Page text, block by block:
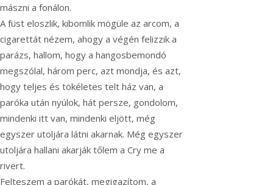
mászni a fonálon.
A füst eloszlik, kibomlik mögüle az arcom, a
cigarettát nézem, ahogy a végén felizzik a
parázs, hallom, hogy a hangosbemondó
megszólal, három perc, azt mondja, és azt,
hogy teljes és tökéletes telt ház van, a
paróka után nyúlok, hát persze, gondolom,
mindenki itt van, mindenki eljött, még
egyszer utoljára látni akarnak. Még egyszer
utoljára hallani akarják tőlem a Cry me a
rivert.
Felteszem a parókát, megigazítom, a